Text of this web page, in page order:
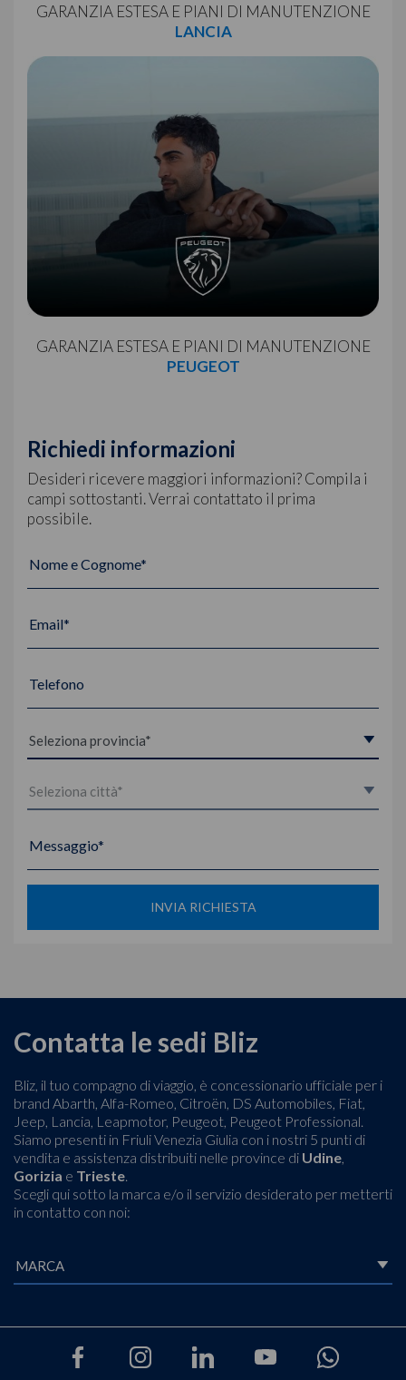
GARANZIA ESTESA E PIANI DI MANUTENZIONE
LANCIA
GARANZIA ESTESA E PIANI DI MANUTENZIONE
PEUGEOT
Richiedi informazioni
Desideri ricevere maggiori informazioni? Compila i
campi sottostanti. Verrai contattato il prima
possibile.
Nome e Cognome*
Email*
Telefono
Messaggio*
INVIA RICHIESTA
Contatta le sedi Bliz
Bliz, il tuo compagno di viaggio, è concessionario ufficiale per i
brand Abarth, Alfa-Romeo, Citroën, DS Automobiles, Fiat,
Jeep, Lancia, Leapmotor, Peugeot, Peugeot Professional.
Siamo presenti in Friuli Venezia Giulia con i nostri 5 punti di
vendita e assistenza distribuiti nelle province di Udine
Gorizia e Trieste
Scegli qui sotto la marca e/o il servizio desiderato per metterti
in contatto con noi: